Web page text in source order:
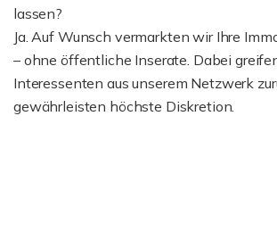
lassen?
Ja. Auf Wunsch vermarkten wir Ihre
– ohne öffentliche Inserate. Dabei
Interessenten aus unserem Netzwerk
gewährleisten höchste Diskretion.